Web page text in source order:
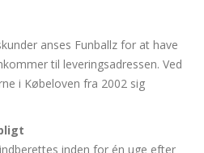
anses Funballz for at have
til leveringsadressen. Ved
i Købeloven fra 2002 sig
inden for én uge efter